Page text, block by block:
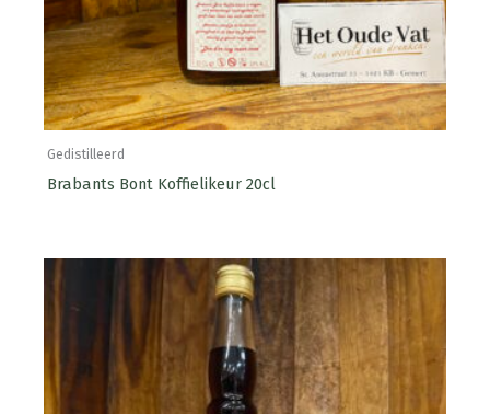
Gedistilleerd
Brabants Bont Koffielikeur 20cl